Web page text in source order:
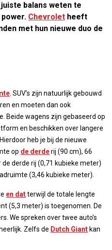
balans weten te
Chevrolet heeft
met hun nieuwe duo de
. SUV’s zijn natuurlijk gebouwd
en moeten dan ook
Beide wagens zijn gebaseerd op
en beschikken over langere
heb je bij de nieuwe
op de derderij (90 cm), 66
derde rij (0,71 kubieke meter)
(3,46 kubieke meter).
en datterwijl de totale lengte
(5,3 meter) is toegenomen. De
We spreken over twee auto’s
Zelfs de Dutch Giant kan